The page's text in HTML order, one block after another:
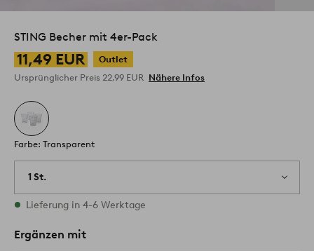
STING Becher mit 4er-Pack
11,49 EUR
Outlet
Ursprünglicher Preis 22,99 EUR Nähere Infos
Farbe: Transparent
1 St.
Vorrätig
Lieferung in 4-6 Werktage
Ergänzen mit